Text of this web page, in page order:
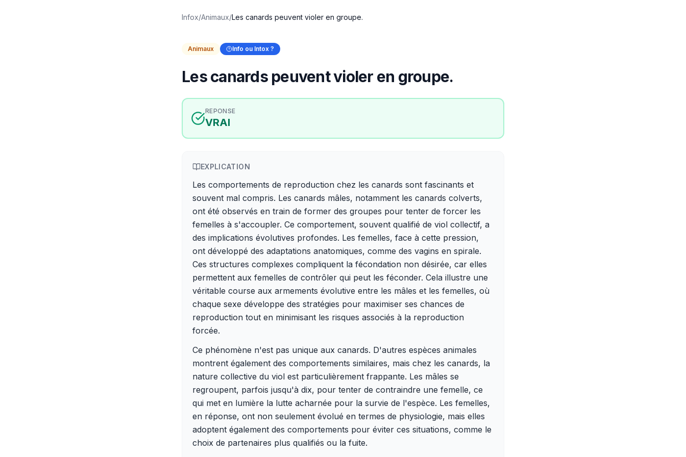
Infox/Animaux/Les canards peuvent violer en groupe.
Animaux Info ou Intox ?
Les canards peuvent violer en groupe.
REPONSE
VRAI
EXPLICATION
Les comportements de reproduction chez les canards sont fascinants et
souvent mal compris. Les canards mâles, notamment les canards colverts,
ont été observés en train de former des groupes pour tenter de forcer les
femelles à s'accoupler. Ce comportement, souvent qualifié de viol collectif, a
des implications évolutives profondes. Les femelles, face à cette pression,
ont développé des adaptations anatomiques, comme des vagins en spirale.
Ces structures complexes compliquent la fécondation non désirée, car elles
permettent aux femelles de contrôler qui peut les féconder. Cela illustre une
véritable course aux armements évolutive entre les mâles et les femelles, où
chaque sexe développe des stratégies pour maximiser ses chances de
reproduction tout en minimisant les risques associés à la reproduction
forcée.
Ce phénomène n'est pas unique aux canards. D'autres espèces animales
montrent également des comportements similaires, mais chez les canards, la
nature collective du viol est particulièrement frappante. Les mâles se
regroupent, parfois jusqu'à dix, pour tenter de contraindre une femelle, ce
qui met en lumière la lutte acharnée pour la survie de l'espèce. Les femelles,
en réponse, ont non seulement évolué en termes de physiologie, mais elles
adoptent également des comportements pour éviter ces situations, comme le
choix de partenaires plus qualifiés ou la fuite.